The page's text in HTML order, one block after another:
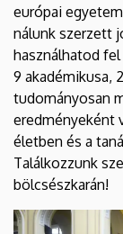
európai
nálunk szerzett
használhatod
9 akadémikusa,
tudományosan
eredményeként
életben és a
Találkozzunk
bölcsészkarán!